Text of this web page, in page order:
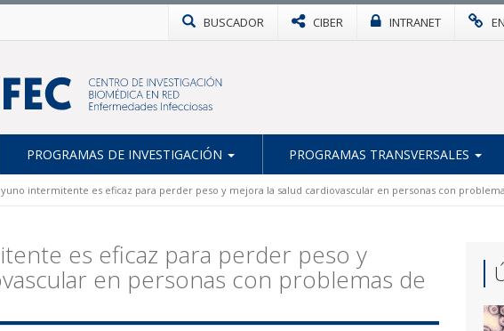
BUSCADOR CIBER INTRANET
PROGRAMAS DE INVESTIGACIÓN PROGRAMAS TRANSVERSALES
intermitente es eficaz para perder peso y mejora la salud cardiovascular en personas con
es eficaz para perder peso y
en personas con problemas de